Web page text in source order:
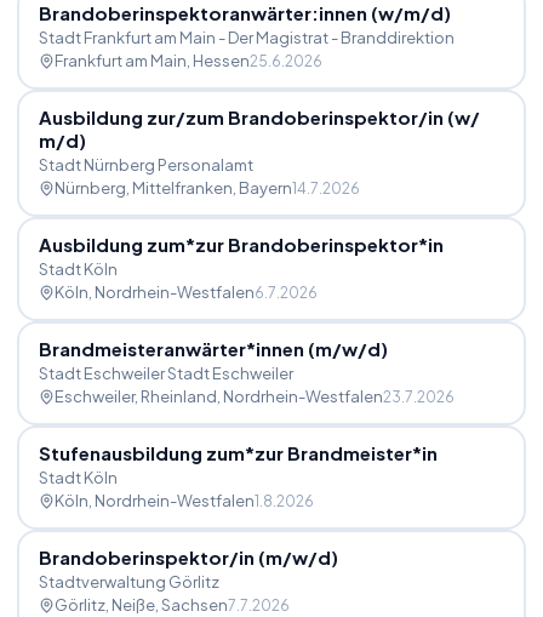
Brandoberinspektoranwärter:innen (w/m/d)
Stadt Frankfurt am Main - Der Magistrat - Branddirektion
Frankfurt am Main , Hessen25.6.2026
Ausbildung zur/zum Brandoberinspektor/in (w/
m/d)
Stadt Nürnberg Personalamt
Nürnberg, Mittelfranken , Bayern14.7.2026
Ausbildung zum*zur Brandoberinspektor*in
Stadt Köln
Köln , Nordrhein-Westfalen6.7.2026
Brandmeisteranwärter*innen (m/w/d)
Stadt Eschweiler Stadt Eschweiler
Eschweiler, Rheinland , Nordrhein-Westfalen23.7.2026
Stufenausbildung zum*zur Brandmeister*in
Stadt Köln
Köln , Nordrhein-Westfalen1.8.2026
Brandoberinspektor/in (m/w/d)
Stadtverwaltung Görlitz
Görlitz, Neiße, Sachsen7.7.2026